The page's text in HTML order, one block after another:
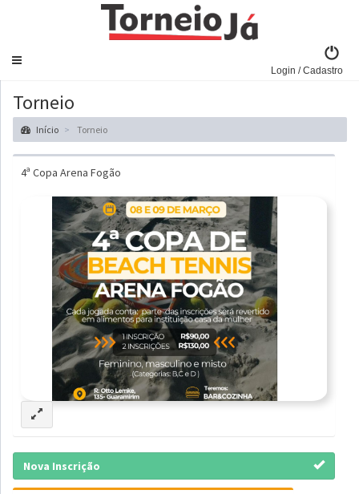
Navegar
Login / Cadastro
Torneio
Início Torneio
4ª Copa Arena Fogão
Nova Inscrição